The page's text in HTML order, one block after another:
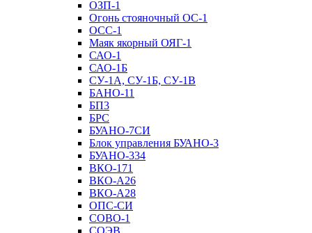
ОЗП-1
Огонь стояночный ОС-1
ОСС-1
Маяк якорный ОЯГ-1
САО-1
САО-1Б
СУ-1А, СУ-1Б, СУ-1В
БАНО-11
БП3
БРС
БУАНО-7СИ
Блок управления БУАНО-3
БУАНО-334
ВКО-171
ВКО-А26
ВКО-А28
ОПС-СИ
СОВО-1